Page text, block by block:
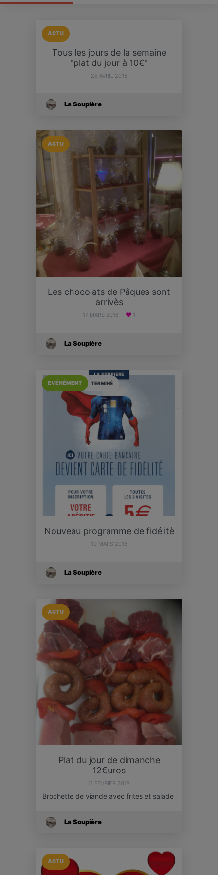
ACTU
Tous les jours de la semaine
"plat du jour à 10€"
25 AVRIL 2018
La Soupière
ACTU
Les chocolats de Pâques sont
arrivès
17 MARS 2018 1
La Soupière
TERMINÉ
EVÉNÉMENT
Nouveau programme de fidélitè
10 MARS 2018
La Soupière
ACTU
Plat du jour de dimanche
12€uros
11 FÉVRIER 2018
Brochette de viande avec frites et salade
La Soupière
ACTU